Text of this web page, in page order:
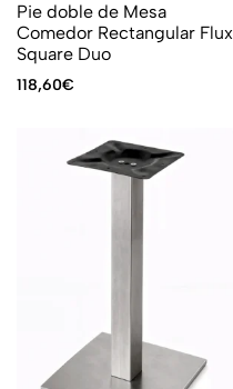
Pie doble de Mesa
Comedor Rectangular Flux
Square Duo
118,60€